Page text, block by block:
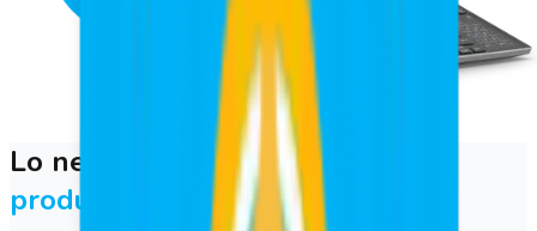
Lo necesario parapotenciar la
productividad en tu empresa